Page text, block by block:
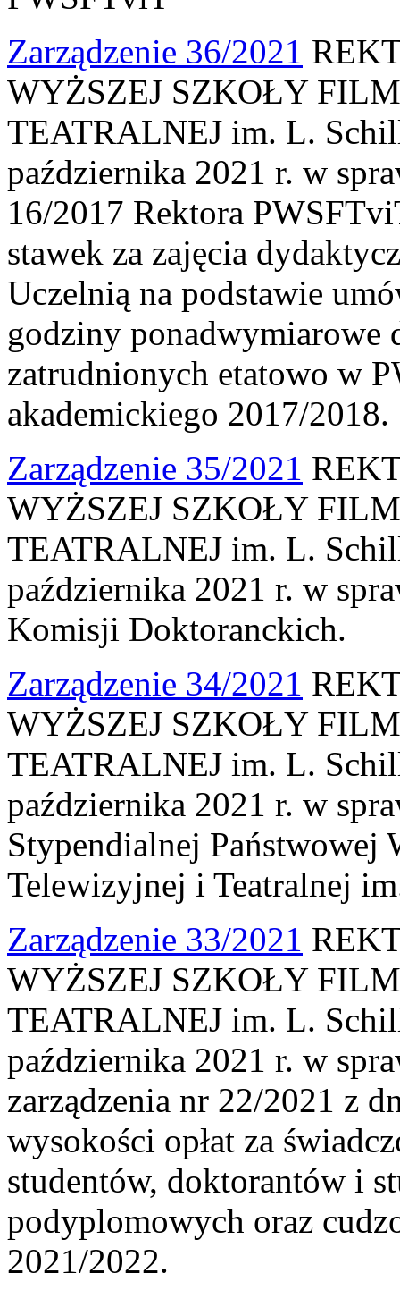
Zarządzenie 36/2021
WYŻSZEJ SZKOŁY
TEATRALNEJ im. L.
października 2021 r. w
16/2017 Rektora
stawek za zajęcia
Uczelnią na podstawie
godziny ponadwymiarowe
zatrudnionych etatowo w
akademickiego 2017/2018.
Zarządzenie 35/2021
WYŻSZEJ SZKOŁY
TEATRALNEJ im. L.
października 2021 r. w
Komisji Doktoranckich.
Zarządzenie 34/2021
WYŻSZEJ SZKOŁY
TEATRALNEJ im. L.
października 2021 r. w
Stypendialnej Państwowej
Telewizyjnej i Teatralnej
Zarządzenie 33/2021
WYŻSZEJ SZKOŁY
TEATRALNEJ im. L.
października 2021 r. w
zarządzenia nr 22/2021 z
wysokości opłat za
studentów, doktorantów i
podyplomowych oraz
2021/2022.